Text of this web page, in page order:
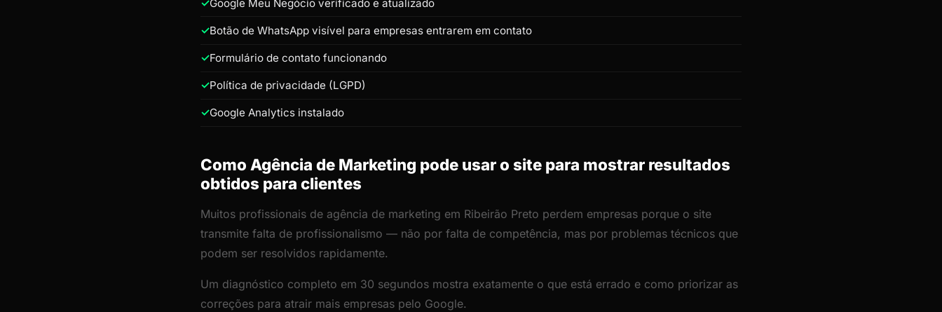
Google Meu Negócio verificado e atualizado
Botão de WhatsApp visível para empresas entrarem em contato
Formulário de contato funcionando
Política de privacidade (LGPD)
Google Analytics instalado
Como Agência de Marketing pode usar o site para mostrar resultados
obtidos para clientes
Muitos profissionais de agência de marketing em Ribeirão Preto perdem empresas porque o site
transmite falta de profissionalismo — não por falta de competência, mas por problemas técnicos que
podem ser resolvidos rapidamente.
Um diagnóstico completo em 30 segundos mostra exatamente o que está errado e como priorizar as
correções para atrair mais empresas pelo Google.